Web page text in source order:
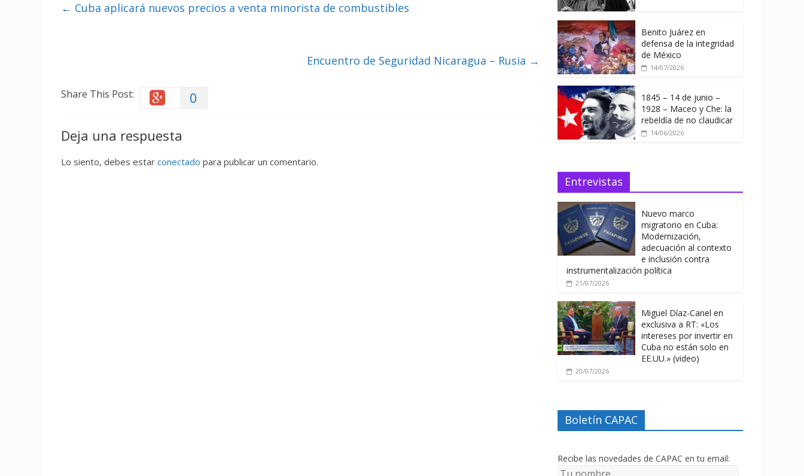
← Cuba aplicará nuevos precios a venta minorista de combustibles
Encuentro de Seguridad Nicaragua – Rusia →
Share This Post: 0
Deja una respuesta
Lo siento, debes estar conectado para publicar un comentario.
Benito Juárez en
defensa de la integridad
de México
14/07/2026
1845 – 14 de junio –
1928 – Maceo y Che: la
rebeldía de no claudicar
14/06/2026
Entrevistas
Nuevo marco
migratorio en Cuba:
Modernización,
adecuación al contexto
e inclusión contra
instrumentalización política
21/07/2026
Miguel Díaz-Canel en
exclusiva a RT: «Los
intereses por invertir en
Cuba no están solo en
EE.UU.» (video)
20/07/2026
Boletín CAPAC
Recibe las novedades de CAPAC en tu email: